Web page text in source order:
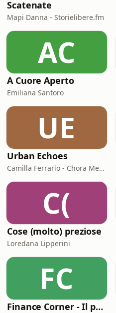
Scatenate
Mapi Danna - Storielibere.fm
AC
A Cuore Aperto
Emiliana Santoro
UE
Urban Echoes
Camilla Ferrario - Chora Media
C(
Cose (molto) preziose
Loredana Lipperini
FC
Finance Corner - Il podcast di Starting Finance